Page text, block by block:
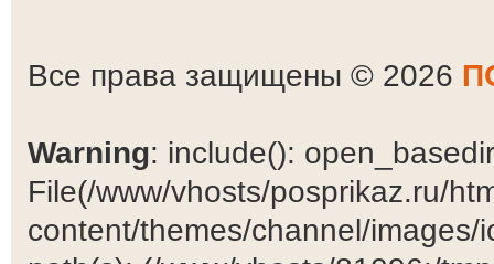
Все права защищены © 2026
Warning: include():
File(/www/vhosts/posprikaz.ru/
content/themes/channel/